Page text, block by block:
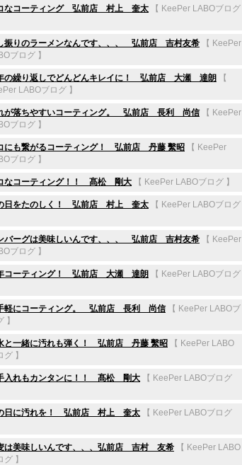
なコーティング 弘前店 村上 奎太 【 KeePer LABOブログ
振りのラーメンなんです、、、 弘前店 吉村友希 【 KeePer
ブログ 】
の繰り返しでどんどんキレイに！ 弘前店 大瀬 達朗
【
LABOブログ 】
が落ちやすいコーティング。 弘前店 長利 尚信 【 KeePer
ブログ 】
にも繋がるコーティング！ 弘前店 丹藤 繫昭 【 KeePer
ブログ 】
なコーティング！！ 髙松 剛大 【 KeePer LABOブログ 】
日をたのしく！ 弘前店 村上 奎太 【 KeePer LABOブログ
バーグは美味しいんです、、、 弘前店 吉村友希 【 KeePer
ブログ 】
コーティング！ 弘前店 大瀬 達朗 【 KeePer LABOブログ
軽にコーティング。 弘前店 長利 尚信 【 KeePer LABOブ
】
と一緒に汚れも弾く！ 弘前店 丹藤 繫昭 【 KeePer LABO
グ 】
入れもカンタンに！！ 髙松 剛大 【 KeePer LABOブログ
日に汚れを！ 弘前店 村上 奎太 【 KeePer LABOブログ
は美味しいんです、、、弘前店 吉村 友希 【 KeePer LABO
グ 】